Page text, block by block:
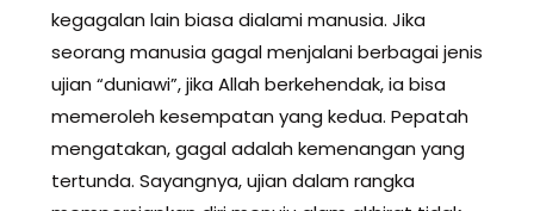
kegagalan lain biasa dialami manusia. Jika
seorang manusia gagal menjalani berbagai jenis
ujian “duniawi”, jika Allah berkehendak, ia bisa
memeroleh kesempatan yang kedua. Pepatah
mengatakan, gagal adalah kemenangan yang
tertunda. Sayangnya, ujian dalam rangka